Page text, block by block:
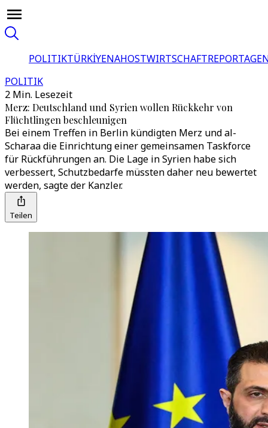
POLITIKTÜRKİYENAHOSTWIRTSCHAFT
POLITIK
2 Min. Lesezeit
Merz: Deutschland und Syrien wollen Rückkehr von
Flüchtlingen beschleunigen
Bei einem Treffen in Berlin kündigten Merz und al-
Scharaa die Einrichtung einer gemeinsamen Taskforce
für Rückführungen an. Die Lage in Syrien habe sich
verbessert, Schutzbedarfe müssten daher neu bewertet
werden, sagte der Kanzler.
Teilen